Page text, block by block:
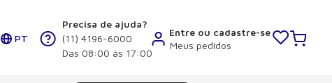
PT
Precisa de ajuda?
(11) 4196-6000
Das 08:00 às 17:00
Entre ou cadastre-se
Meus pedidos